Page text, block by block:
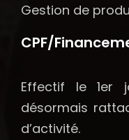
Gestion de
CPF/
Effectif le 1er
désormais
d’activité.